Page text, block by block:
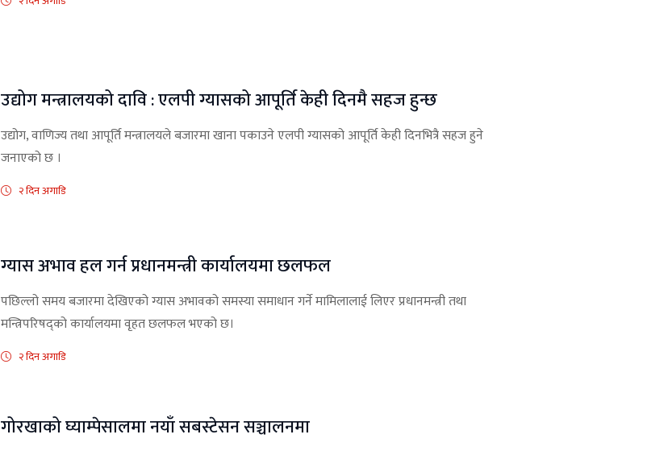
उद्योग मन्त्रालयको दावि : एलपी ग्यासको आपूर्ति केही दिनमै सहज हुन्छ
उद्योग, वाणिज्य तथा आपूर्ति मन्त्रालयले बजारमा खाना पकाउने एलपी ग्यासको आपूर्ति केही दिनभित्रै सहज हुने
जनाएको छ ।
२ दिन अगाडि
ग्यास अभाव हल गर्न प्रधानमन्त्री कार्यालयमा छलफल
पछिल्लो समय बजारमा देखिएको ग्यास अभावको समस्या समाधान गर्ने मामिलालाई लिएर प्रधानमन्त्री तथा
मन्त्रिपरिषद्को कार्यालयमा वृहत छलफल भएको छ।
२ दिन अगाडि
गोरखाको घ्याम्पेसालमा नयाँ सबस्टेसन सञ्चालनमा